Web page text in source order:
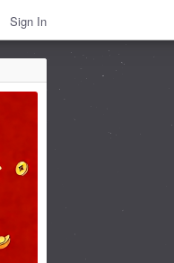
Sign In